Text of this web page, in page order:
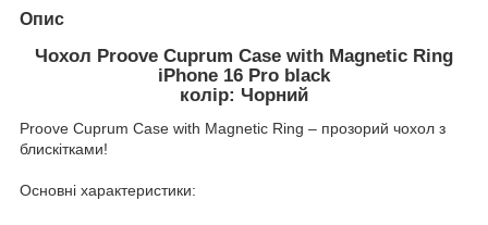
Опис
Чохол Proove Cuprum Case with Magnetic Ring
iPhone 16 Pro black
колір: Чорний
Proove Cuprum Case with Magnetic Ring – прозорий чохол з
блискітками!
Основні характеристики: